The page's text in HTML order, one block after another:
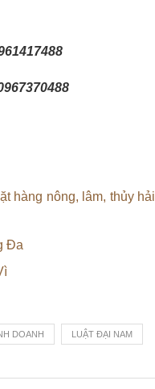
hàng nông, lâm, thủy hải
Đa
DOANH LUẬT ĐẠI NAM